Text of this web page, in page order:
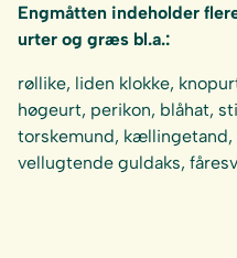
Engmåtten indeholder
urter og græs bl.a.:
røllike, liden klokke,
høgeurt, perikon, blåhat,
torskemund,
vellugtende guldaks,